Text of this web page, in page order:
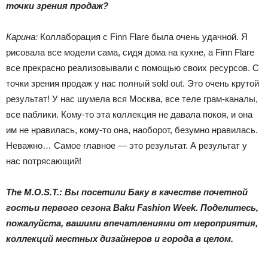
точки зрения продаж?
Карина: Коллаборация с Finn Flare была очень удачной. Я
рисовала все модели сама, сидя дома на кухне, а Finn Flare
все прекрасно реализовывали с помощью своих ресурсов. С
точки зрения продаж у нас полный sold out. Это очень крутой
результат! У нас шумела вся Москва, все теле грам-каналы,
все паблики. Кому-то эта коллекция не давала покоя, и она
им не нравилась, кому-то она, наоборот, безумно нравилась.
Неважно… Самое главное — это результат. А результат у
нас потрясающий!
The M.O.S.T.: Вы посетили Баку в качестве почетной
гостьи первого сезона Baku Fashion Week. Поделитесь,
пожалуйста, вашими впечатлениями от мероприятия,
коллекций местных дизайнеров и города в целом.